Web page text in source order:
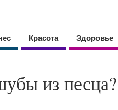
Красота Здоровье
из песца?